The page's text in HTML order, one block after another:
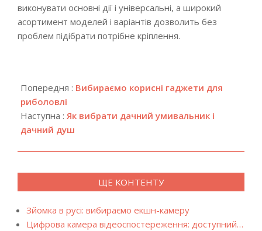
виконувати основні дії і універсальні, а широкий
асортимент моделей і варіантів дозволить без
проблем підібрати потрібне кріплення.
12-
13
Попередня : Вибираємо корисні гаджети для
риболовлі
Наступна : Як вибрати дачний умивальник і
дачний душ
ЩЕ КОНТЕНТУ
Зйомка в русі: вибираємо екшн-камеру
Цифрова камера відеоспостереження: доступний…